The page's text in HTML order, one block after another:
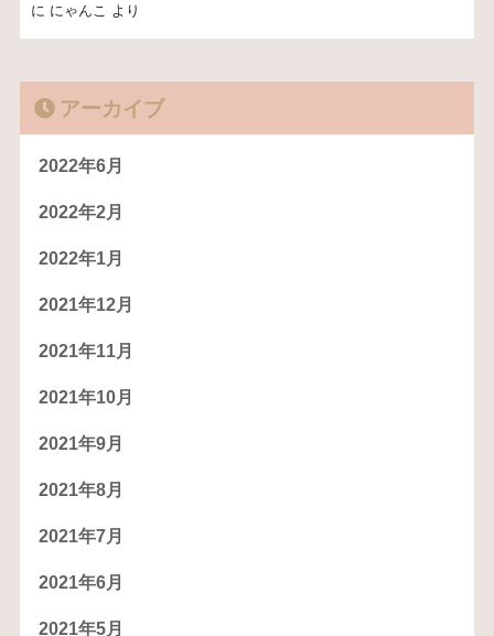
に にゃんこ より
アーカイブ
2022年6月
2022年2月
2022年1月
2021年12月
2021年11月
2021年10月
2021年9月
2021年8月
2021年7月
2021年6月
2021年5月